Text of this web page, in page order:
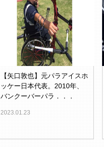
【矢口敦也】元パラアイスホ
ッケー日本代表。2010年、
バンクーバーパラ．．．
2023.01.23